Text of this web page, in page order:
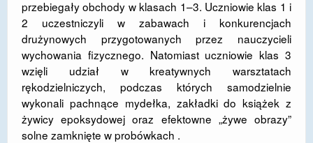
przebiegały obchody w klasach 1–3. Uczniowie klas 1 i
2 uczestniczyli w zabawach i konkurencjach
drużynowych przygotowanych przez nauczycieli
wychowania fizycznego. Natomiast uczniowie klas 3
wzięli udział w kreatywnych warsztatach
rękodzielniczych, podczas których samodzielnie
wykonali pachnące mydełka, zakładki do książek z
żywicy epoksydowej oraz efektowne „żywe obrazy”
solne zamknięte w probówkach .